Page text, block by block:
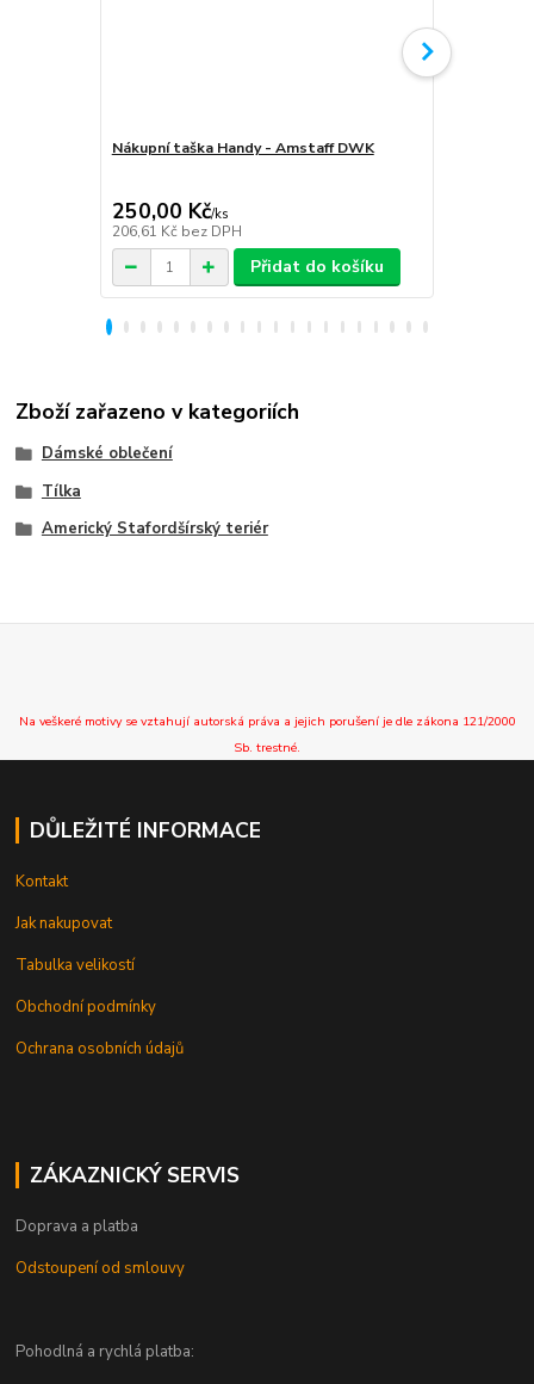
Nákupní taška Handy - Amstaff DWK
250,00 Kč/ks
206,61 Kč bez DPH
Přidat do košíku
Zboží zařazeno v kategoriích
Dámské oblečení
Tílka
Americký Stafordšírský teriér
Na veškeré motivy se vztahují autorská práva a jejich porušení je dle zákona 121/2000
Sb. trestné.
DŮLEŽITÉ INFORMACE
Kontakt
Jak nakupovat
Tabulka velikostí
Obchodní podmínky
Ochrana osobních údajů
ZÁKAZNICKÝ SERVIS
Doprava a platba
Odstoupení od smlouvy
Pohodlná a rychlá platba: